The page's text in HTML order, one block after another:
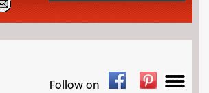
Follow on